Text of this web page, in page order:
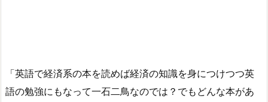
「英語で経済系の本を読めば経済の知識を身につけつつ英
語の勉強にもなって一石二鳥なのでは？でもどんな本があ